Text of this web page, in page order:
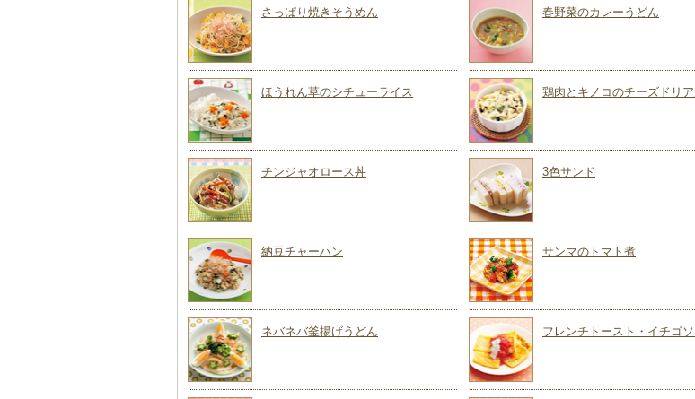
さっぱり焼きそうめん 春野菜のカレーうどん
ほうれん草のシチューライス 鶏肉とキノコのチーズドリ
チンジャオロース丼 3色サンド
納豆チャーハン サンマのトマト煮
ネバネバ釜揚げうどん フレンチトースト・イチゴ